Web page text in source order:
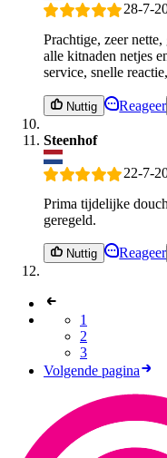
28-7-
Prachtige, zeer
alle kitnaden netjes
service, snelle
Nuttig Reageer
Steenhof
22-7-
Prima tijdelijke
geregeld.
Nuttig Reageer
1
2
3
Volgende pagina